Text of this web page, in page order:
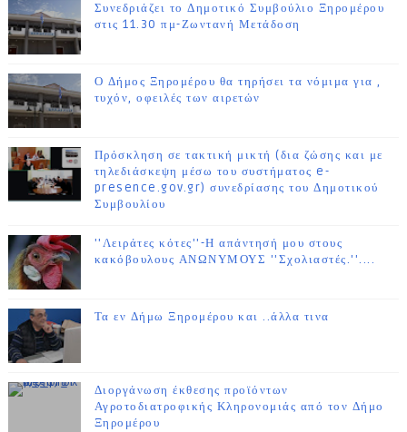
Συνεδριάζει το Δημοτικό Συμβούλιο Ξηρομέρου
στις 11.30 πμ-Ζωντανή Μετάδοση
Ο Δήμος Ξηρομέρου θα τηρήσει τα νόμιμα για ,
τυχόν, οφειλές των αιρετών
Πρόσκληση σε τακτική μικτή (δια ζώσης και με
τηλεδιάσκεψη μέσω του συστήματος e-
presence.gov.gr) συνεδρίασης του Δημοτικού
Συμβουλίου
''Λειράτες κότες''-Η απάντησή μου στους
κακόβουλους ΑΝΩΝΥΜΟΥΣ ''Σχολιαστές.''....
Τα εν Δήμω Ξηρομέρου και ..άλλα τινα
Διοργάνωση έκθεσης προϊόντων
Αγροτοδιατροφικής Κληρονομιάς από τον Δήμο
Ξηρομέρου